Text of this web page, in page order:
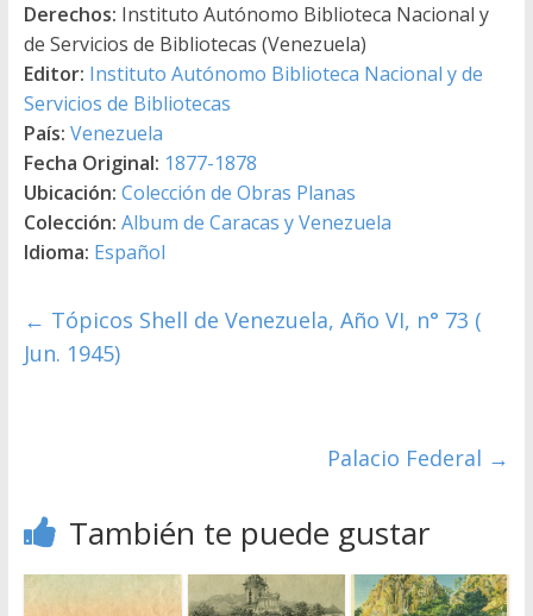
Derechos: Instituto Autónomo Biblioteca Nacional y
de Servicios de Bibliotecas (Venezuela)
Editor: Instituto Autónomo Biblioteca Nacional y de
Servicios de Bibliotecas
País: Venezuela
Fecha Original: 1877-1878
Ubicación: Colección de Obras Planas
Colección: Album de Caracas y Venezuela
Idioma: Español
← Tópicos Shell de Venezuela, Año VI, n° 73 (
Jun. 1945)
Palacio Federal →
También te puede gustar